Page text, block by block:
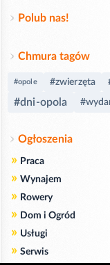
Polub nas!
Chmura tagów
#opole #zwierzęta
#dni-opola
Ogłoszenia
» Praca
» Wynajem
» Rowery
» Dom i Ogród
» Usługi
» Serwis